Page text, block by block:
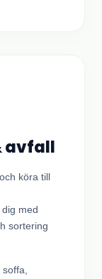
avfall
köra till
med
sortering